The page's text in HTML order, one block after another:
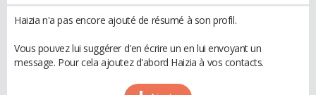
Haizia n'a pas encore ajouté de résumé à son profil.
Vous pouvez lui suggérer d'en écrire un en lui envoyant un
message. Pour cela ajoutez d'abord Haizia à vos contacts.